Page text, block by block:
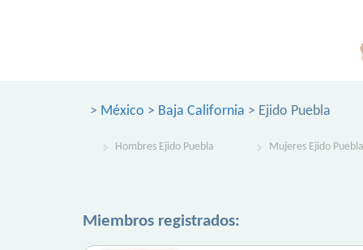
> México > Baja California > Ejido Puebla
Hombres Ejido Puebla Mujeres Ejido Puebla
Miembros registrados: